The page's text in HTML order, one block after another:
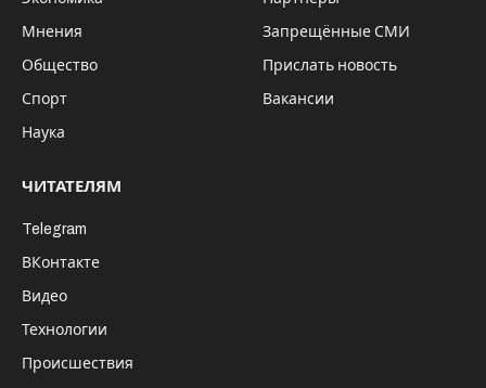
«В местах дислокации соединений
и воинских частей общевойскового
военнослужащих формируются
парадные расчеты, осуществляется
подготовка экипажей боевых
машин и военной техники,
проводятся специальные
тренировки личного состава по